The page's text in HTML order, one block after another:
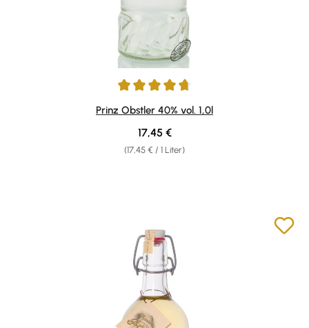
Durchschnittliche Bewertung von 4.81 von 5 Sternen
Prinz Obstler 40% vol. 1,0l
(17,45 € / 1 Liter)
Regulärer Preis:
17,45 €